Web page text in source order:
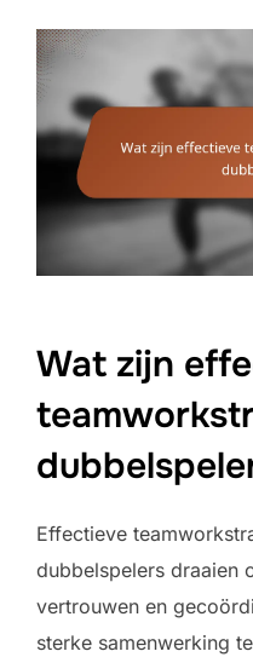
Wat zijn
Effectieve
dubbelspelers draaien
vertrouwen en
sterke samenwerking